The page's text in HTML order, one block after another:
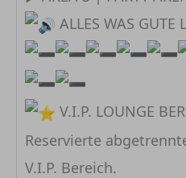
ALLES WAS GUTE
V.I.P. LOUNGE
Reservierte
V.I.P. Bereich.